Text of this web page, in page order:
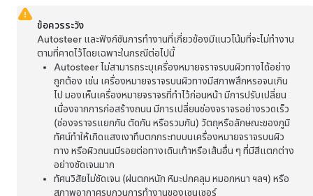
ข้อควรระวัง
Autosteer และฟังก์ชันการทำงานที่เกี่ยวข้องมีแนวโน้มที่จะไม่ทำงาน
ตามที่คาดไว้โดยเฉพาะในกรณีต่อไปนี้
Autosteer ไม่สามารถระบุเครื่องหมายจราจรบนผิวทางได้อย่าง
ถูกต้อง เช่น เครื่องหมายจราจรบนผิวทางมีสภาพสึกหรอจนเกิน
ไป มองเห็นเครื่องหมายจราจรที่ทำไว้ก่อนหน้า มีการปรับเปลี่ยน
เนื่องจากการก่อสร้างถนน มีการเปลี่ยนช่องจราจรอย่างรวดเร็ว
(ช่องจราจรแยกกัน ตัดกัน หรือรวมกัน) วัตถุหรือลักษณะของภูมิ
ทัศน์ทำให้เกิดแสงเงาทึบตกกระทบบนเครื่องหมายจราจรบนผิว
ทาง หรือผิวถนนมีรอยต่อทางเดินเท้าหรือเส้นอื่น ๆ ที่มีสีแตกต่าง
อย่างชัดเจนมาก
ทัศนวิสัยไม่ชัดเจน (ฝนตกหนัก หิมะปกคลุม หมอกหนา ฯลฯ) หรือ
สภาพอากาศรบกวนการทำงานของเซนเซอร์